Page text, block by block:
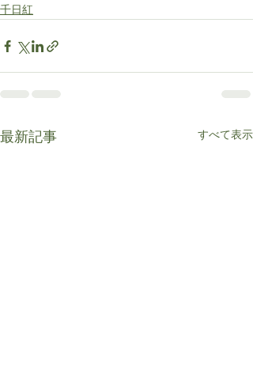
千日紅
最新記事 すべて表示